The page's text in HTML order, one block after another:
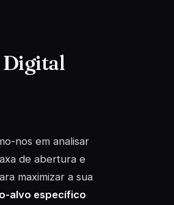
nos em analisar
de abertura e
maximizar a sua
alvo específico